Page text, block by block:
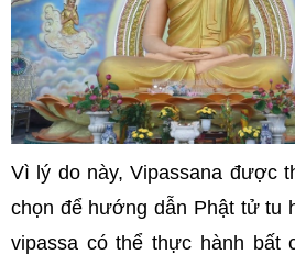
Vì lý do này, Vipassana được
chọn để hướng dẫn Phật tử tu
vipassa có thể thực hành